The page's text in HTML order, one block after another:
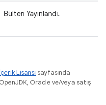
Bülten Yayınlandı.
İçerik Lisansı sayfasında
Oracle ve/veya satış